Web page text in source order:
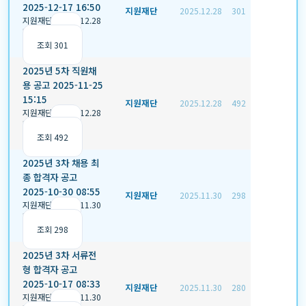
2025-12-17 16:50
지원재단
2025.12.28
|
조회 301
지원재단 2025.12.28 301
2025년 5차 직원채
용 공고 2025-11-25
15:15
지원재단
2025.12.28
|
조회 492
지원재단 2025.12.28 492
2025년 3차 채용 최
종 합격자 공고
2025-10-30 08:55
지원재단
2025.11.30
|
조회 298
지원재단 2025.11.30 298
2025년 3차 서류전
형 합격자 공고
2025-10-17 08:33
지원재단
2025.11.30
지원재단 2025.11.30 280